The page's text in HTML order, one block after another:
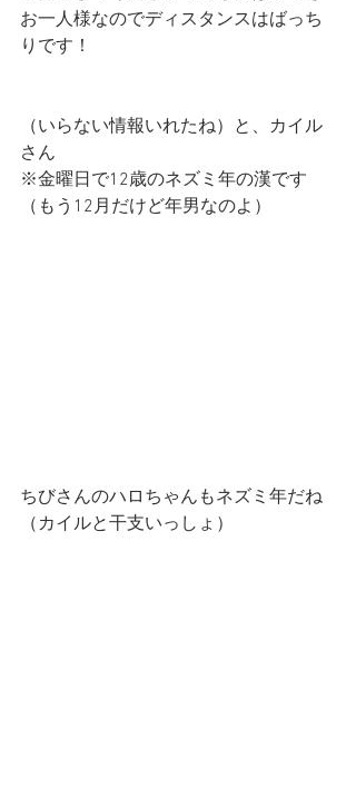
お一人様なのでディスタンスはばっち
りです！
（いらない情報いれたね）と、カイル
さん
※金曜日で12歳のネズミ年の漢です
（もう12月だけど年男なのよ）
ちびさんのハロちゃんもネズミ年だね
（カイルと干支いっしょ）